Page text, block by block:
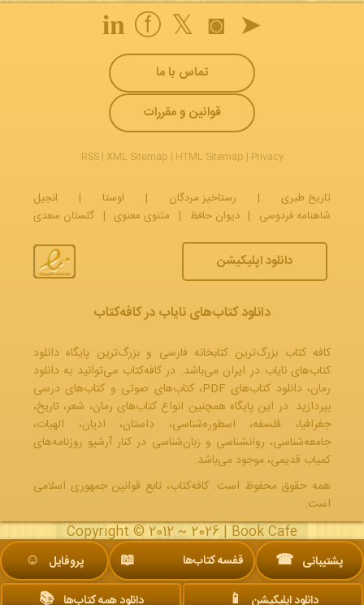
➤
◙
𝕏
ⓕ
𝐢𝐧
تماس با ما
قوانین و مقررات
RSS| XML Sitemap | HTML Sitemap | Privacy
تاریخ طبری | رستاخیز مردگان | اوستا |
انجیل
شاهنامه فردوسی | دیوان حافظ | مثنوی معنوی | گلستان سعدی
دانلود اپلیکیشن
دانلود کتاب‌های نایاب در کافه‌کتاب
کافه کتاب بزرگ‌ترین کتابخانه فارسی و بزرگ‌ترین پایگاه دانلود
کتاب‌های نایاب در ایران می‌باشد. در کافه‌کتاب می‌توانید به دانلود
رمان، دانلود کتاب‌های PDF، کتاب‌های صوتی و کتاب‌های درسی
بپردازید. در این پایگاه همچنین انواع کتاب‌های رمان، شعر، تاریخ،
جغرافیا، فلسفه، اسطوره‌شناسی، داستان، ادیان، الهیات،
جامعه‌شناسی، روانشناسی و زبان‌شناسی در کنار آرشیو روزنامه‌های
کمیاب قدیمی، موجود می‌باشد.
همه حقوق محفوظ است. کافه‌کتاب، تابع قوانین جمهوری‌ اسلامی
است.
Copyright © 2012 ~ 2026 | Book Cafe
پشتیبانی ☎ قفسه کتاب‌ها 📖 پروفایل ☺︎
دانلود اپلیکیشن 📱 دانلود همه کتاب‌ها 📚